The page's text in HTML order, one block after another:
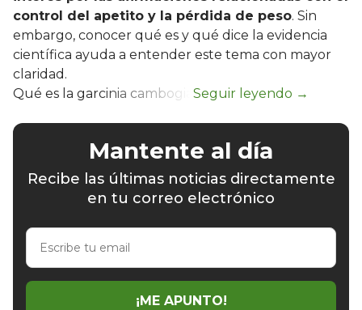
control del apetito y la pérdida de peso. Sin
embargo, conocer qué es y qué dice la evidencia
científica ayuda a entender este tema con mayor
claridad.
Qué es la garcinia cambogia
Mantente al día
Recibe las últimas noticias directamente
en tu correo electrónico
Escribe
email
¡ME APUNTO!